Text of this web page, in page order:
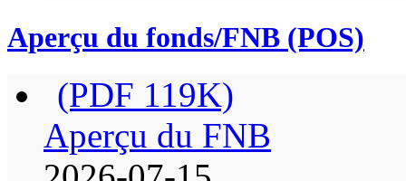
Aperçu du fonds/FNB (POS)
(PDF 119K)
Aperçu du FNB